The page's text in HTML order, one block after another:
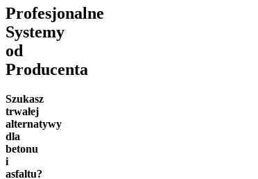
Profesjonalne
Systemy
od
Producenta
Szukasz
trwałej
alternatywy
dla
betonu
i
asfaltu?